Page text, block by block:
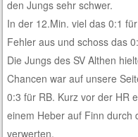
den Jungs sehr schwer.
In der 12.Min. viel das 0:1
Fehler aus und schoss das
Die Jungs des SV Althen
Chancen war auf unsere
0:3 für RB. Kurz vor der HR
einem Heber auf Finn durch
verwerten.